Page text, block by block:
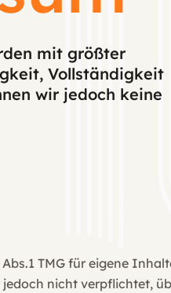
mit größter
Vollständigkeit
wir jedoch keine
TMG für eigene
jedoch nicht verpflichtet,